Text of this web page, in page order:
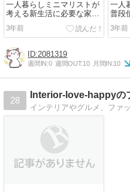
一人暮らしミニマリストが
考える新生活に必要な家
具・家電まとめ【最小限で
無駄のない生活】
3年前
一人
普段
耗品
物リ
3年前
2081319
週間IN:0 週間OUT:10 月間IN:10
28
Interior-love-happyの